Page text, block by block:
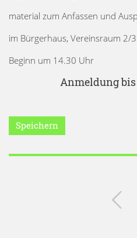
material zum Anfassen und
im Bürgerhaus, Vereinsraum 2/3
Beginn um 14.30 Uhr
Anmeldung bis
Speichern